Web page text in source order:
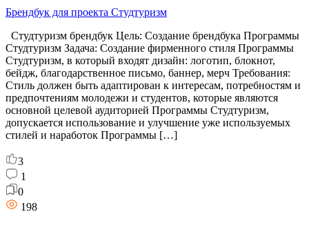
Брендбук для проекта Студтуризм
Студтуризм брендбук Цель: Создание брендбука Программы
Студтуризм Задача: Создание фирменного стиля Программы
Студтуризм, в который входят дизайн: логотип, блокнот,
бейдж, благодарственное письмо, баннер, мерч Требования:
Стиль должен быть адаптирован к интересам, потребностям и
предпочтениям молодежи и студентов, которые являются
основной целевой аудиторией Программы Студтуризм,
допускается использование и улучшение уже используемых
стилей и наработок Программы […]
3
1
0
198